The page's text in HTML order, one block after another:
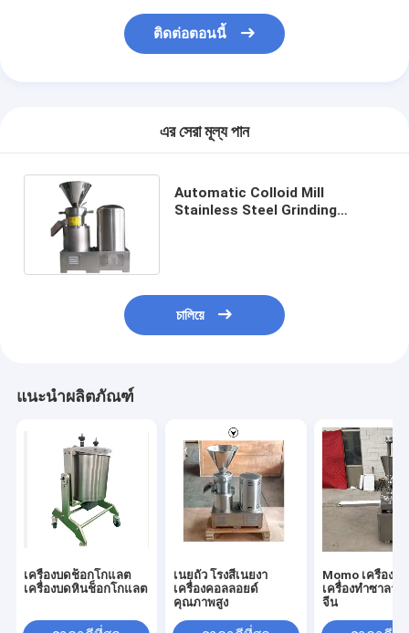
ติดต่อตอนนี้
এর সেরা মূল্য পান
Automatic Colloid Mill
Stainless Steel Grinding
চালিয়ে
แนะนำผลิตภัณฑ์
เครื่องบดช็อกโกแลต
เครื่องบดหินช็อกโกแลต
เนยถั่ว โรงสีเนยงา
เครื่องคอลลอยด์
คุณภาพสูง
Momo เครื่องบ
เครื่องทำซาลาเ
จีน